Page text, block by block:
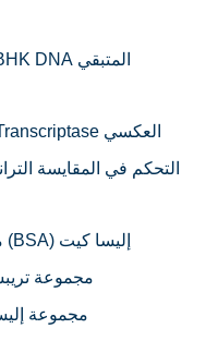
طقم تحليل حجم BHK DNA المتبقي
مجموعة مقايسة Transcriptase العكسي
التحكم في المقايسة
مصل الأبقار الزلال (BSA) إليسا كيت
مجموعة
مجموعة